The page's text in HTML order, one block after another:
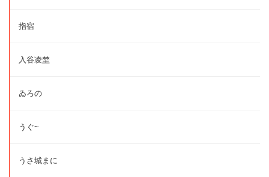
指宿
入谷凌埜
ゐろの
うぐ~
うさ城まに